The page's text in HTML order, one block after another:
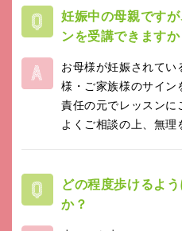
妊娠中の母親です
ンを受講できますか
お母様が妊娠されて
様・ご家族様のサイ
責任の元でレッスンに
よくご相談の上、無理
どの程度歩けるよ
か？